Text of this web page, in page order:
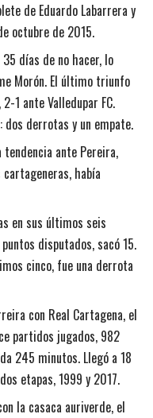
de Eduardo Labarrera y
octubre de 2015.
días de no hacer, lo
Morón. El último triunfo
1 ante Valledupar FC.
derrotas y un empate.
tendencia ante Pereira,
había
en sus últimos seis
disputados, sacó 15.
cinco, fue una derrota
con Real Cartagena, el
partidos jugados, 982
245 minutos. Llegó a 18
etapas, 1999 y 2017.
la casaca auriverde, el